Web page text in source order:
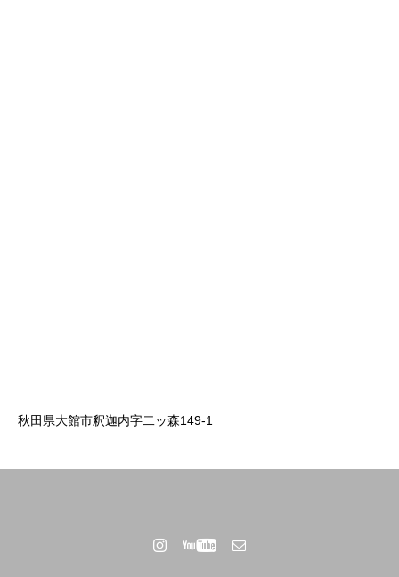
秋田県大館市釈迦内字二ッ森149-1